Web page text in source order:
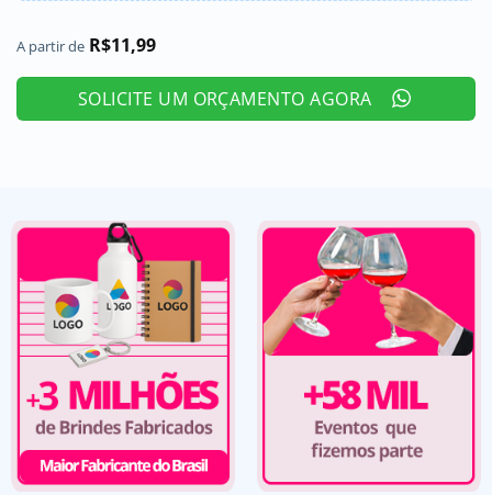
A partir de R$11,99
SOLICITE UM ORÇAMENTO AGORA